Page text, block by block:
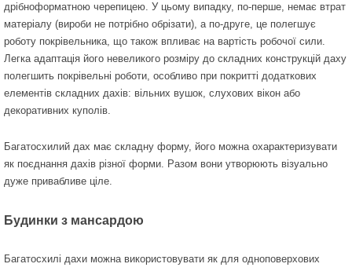
дрібноформатною черепицею. У цьому випадку, по-перше, немає втрат
матеріалу (вироби не потрібно обрізати), а по-друге, це полегшує
роботу покрівельника, що також впливає на вартість робочої сили.
Легка адаптація його невеликого розміру до складних конструкцій даху
полегшить покрівельні роботи, особливо при покритті додаткових
елементів складних дахів: вільних вушок, слухових вікон або
декоративних куполів.
Багатосхилий дах має складну форму, його можна охарактеризувати
як поєднання дахів різної форми. Разом вони утворюють візуально
дуже привабливе ціле.
Будинки з мансардою
Багатосхилі дахи можна використовувати як для одноповерхових